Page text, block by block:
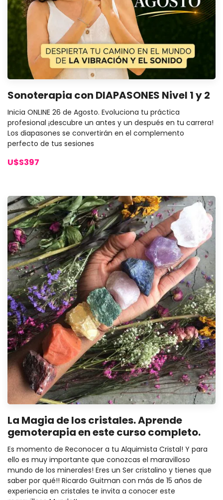
Sonoterapia con DIAPASONES Nivel 1 y 2
Inicia ONLINE 26 de Agosto. Evoluciona tu práctica
profesional ¡descubre un antes y un después en tu carrera!
Los diapasones se convertirán en el complemento
perfecto de tus sesiones
U$S397
La Magia de los cristales. Aprende
gemoterapia en este curso completo.
Es momento de Reconocer a tu Alquimista Cristal! Y para
ello es muy importante que conozcas el maravilloso
mundo de los minerales! Eres un Ser cristalino y tienes que
saber por qué!! Ricardo Guitman con más de 15 años de
experiencia en cristales te invita a conocer este